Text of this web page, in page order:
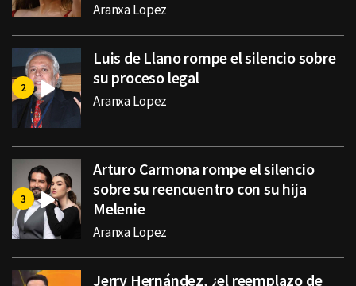
Aranxa Lopez
Luis de Llano rompe el silencio sobre
su proceso legal
Aranxa Lopez
Arturo Carmona rompe el silencio
sobre su reencuentro con su hija
Melenie
Aranxa Lopez
Jerry Hernández, ¿el reemplazo de